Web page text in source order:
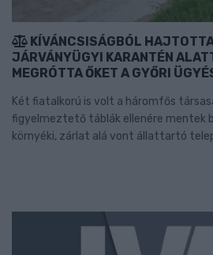
KÍVÁNCSISÁGBÓL
JÁRVÁNYÜGYI KARANTÉN
MEGRÓTTA ŐKET A GYŐRI
Két fiatalkorú is volt a háromfős
figyelmeztető táblák ellenére mentek
környéki, zárlat alá vont állattartó